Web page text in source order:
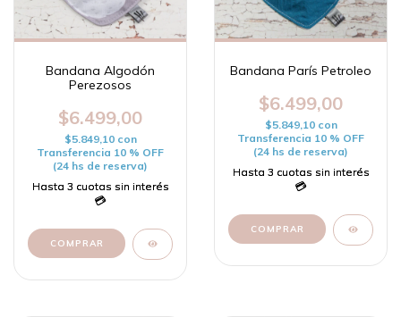
Bandana Algodón
Perezosos
$6.499,00
$5.849,10 con
Transferencia 10 % OFF
(24 hs de reserva)
Bandana París Petroleo
$6.499,00
$5.849,10 con
Transferencia 10 % OFF
(24 hs de reserva)